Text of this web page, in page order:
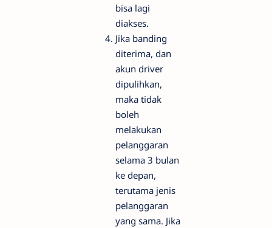
bisa lagi
diakses.
Jika banding
diterima, dan
akun driver
dipulihkan,
maka tidak
boleh
melakukan
pelanggaran
selama 3 bulan
ke depan,
terutama jenis
pelanggaran
yang sama. Jika